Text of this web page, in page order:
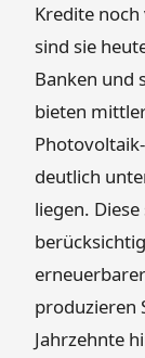
Kredite
sind sie
Banken und
bieten
deutlich
liegen.
produzieren
Jahrzehnte